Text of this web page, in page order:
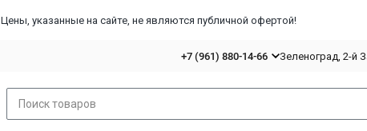
Цены, указанные на сайте, не являются публичной офертой!
+7 (961) 880-14-66 Зеленоград, 2-й